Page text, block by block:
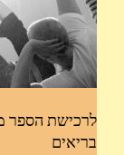
לרכישת הספר
בריאים